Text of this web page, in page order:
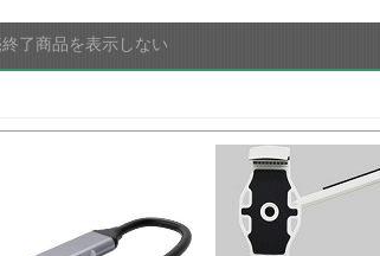
終了商品を表示しない